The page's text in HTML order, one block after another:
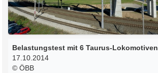
Belastungstest mit 6 Taurus-Lokomotiven
17.10.2014
© ÖBB